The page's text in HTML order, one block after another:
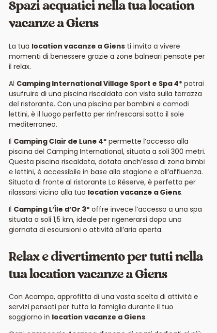
Spazi acquatici nella tua location
vacanze a Giens
La tua location vacanze a Giensti invita a vivere
momenti di benessere grazie a zone balneari pensate per
il relax.
Al Camping International Village Sport e Spa 4*potrai
usufruire di una piscina riscaldata con vista sulla terrazza
del ristorante. Con una piscina per bambini e comodi
lettini, è il luogo perfetto per rinfrescarsi sotto il sole
mediterraneo.
Il Camping Clair de Lune 4*permette l’accesso alla
piscina del Camping International, situata a soli 300 metri.
Questa piscina riscaldata, dotata anch’essa di zona bimbi
e lettini, è accessibile in base alla stagione e all’affluenza.
Situata di fronte al ristorante La Réserve, è perfetta per
rilassarsi vicino alla tua location vacanze a Giens.
Il Camping L’Île d’Or 3*offre invece l’accesso a una spa
situata a soli 1,5 km, ideale per rigenerarsi dopo una
giornata di escursioni o attività all’aria aperta.
Relax e divertimento per tutti nella
tua location vacanze a Giens
Con Acampa, approfitta di una vasta scelta di attività e
servizi pensati per tutta la famiglia durante il tuo
soggiorno in location vacanze a Giens.